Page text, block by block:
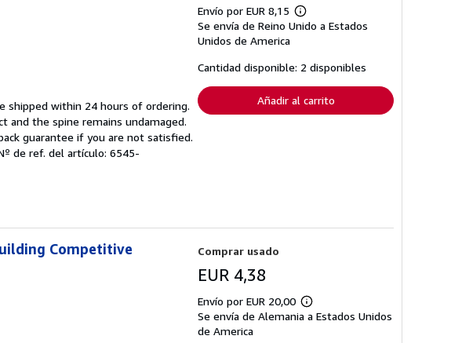
shipped within 24 hours of ordering.
and the spine remains undamaged.
guarantee if you are not satisfied.
de ref. del artículo: 6545-
Envío por EUR 8,15
Más
información
tarifas
de
envío
Se envía de Reino Unido a Estados
Unidos de America
Cantidad disponible: 2 disponibles
Añadir al carrito
Competitive
Comprar usado
EUR 4,38
Envío por EUR 20,00
Más
información
Se envía de Alemania a Estados Unidos
de America